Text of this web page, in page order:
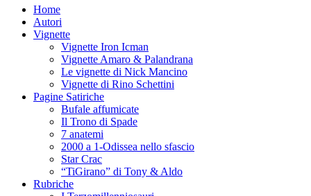
contenuto
Home
Autori
Vignette
Vignette Iron Icman
Vignette Amaro & Palandrana
Le vignette di Nick Mancino
Vignette di Rino Schettini
Pagine Satiriche
Bufale affumicate
Il Trono di Spade
7 anatemi
2000 a 1-Odissea nello sfascio
Star Crac
“TiGirano” di Tony & Aldo
Rubriche